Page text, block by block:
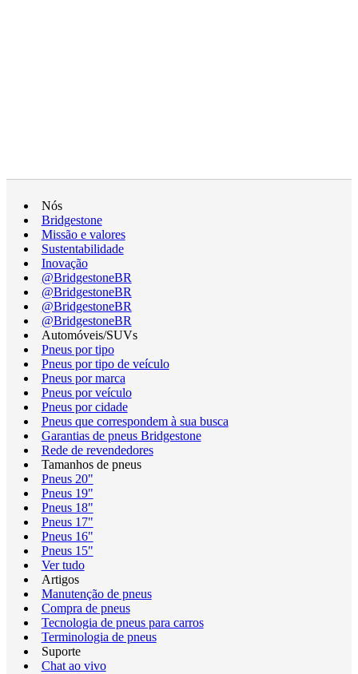
Nós
Bridgestone
Missão e valores
Sustentabilidade
Inovação
@BridgestoneBR
@BridgestoneBR
@BridgestoneBR
@BridgestoneBR
Automóveis/SUVs
Pneus por tipo
Pneus por tipo de veículo
Pneus por marca
Pneus por veículo
Pneus por cidade
Pneus que correspondem à sua busca
Garantias de pneus Bridgestone
Rede de revendedores
Tamanhos de pneus
Pneus 20"
Pneus 19"
Pneus 18"
Pneus 17"
Pneus 16"
Pneus 15"
Ver tudo
Artigos
Manutenção de pneus
Compra de pneus
Tecnologia de pneus para carros
Terminologia de pneus
Suporte
Chat ao vivo